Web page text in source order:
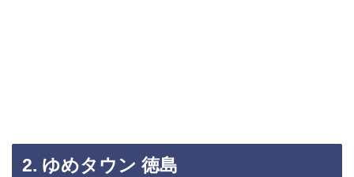
2. ゆめタウン 徳島